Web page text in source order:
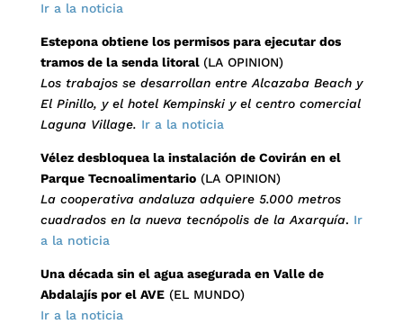
Ir a la noticia
Estepona obtiene los permisos para ejecutar dos
tramos de la senda litoral (LA OPINION)
Los trabajos se desarrollan entre Alcazaba Beach y
El Pinillo, y el hotel Kempinski y el centro comercial
Laguna Village. Ir a la noticia
Vélez desbloquea la instalación de Covirán en el
Parque Tecnoalimentario(LA OPINION)
La cooperativa andaluza adquiere 5.000 metros
cuadrados en la nueva tecnópolis de la Axarquía. Ir
a la noticia
Una década sin el agua asegurada en Valle de
Abdalajís por el AVE(EL MUNDO)
Ir a la noticia